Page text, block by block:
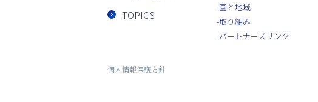
TOPICS
個人情報保護方針
国と地域
取り組み
パートナーズリンク